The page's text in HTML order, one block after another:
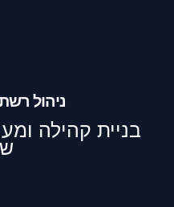
ניהול
בניית קהילה